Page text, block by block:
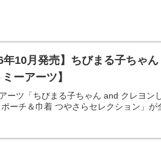
年10月発売】ちびまる子ちゃ
ーアーツ】
ーツ「ちびまる子ちゃん and クレヨ
ーチ＆巾着 つやさらセレクション」